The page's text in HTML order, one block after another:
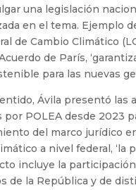
una legislación
en el tema. Ejemplo
de Cambio Climático
de París,
para las nuevas
Ávila presentó las
por POLEA desde 2023
del marco jurídico
a nivel federal, ‘la
incluye la
de la República y de